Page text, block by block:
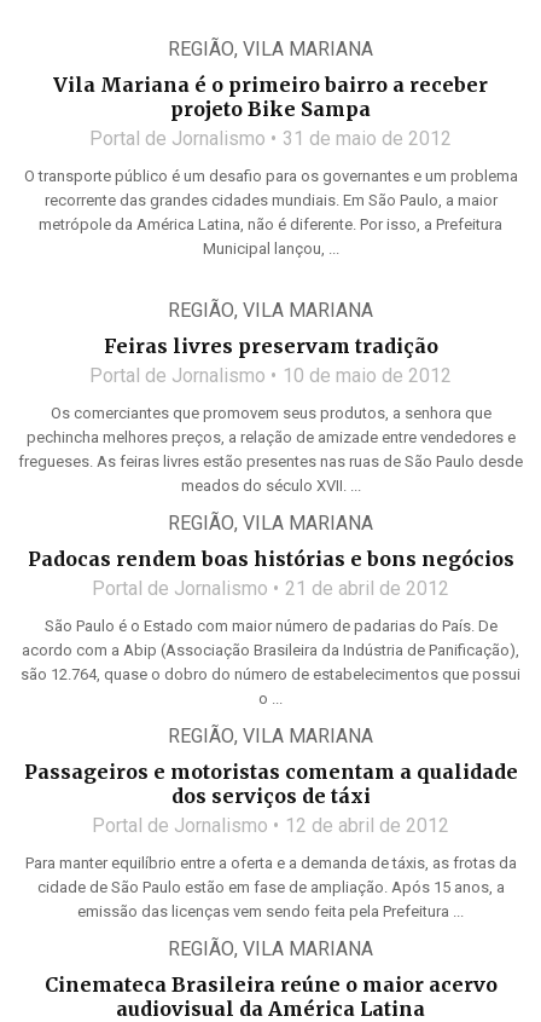
REGIÃO, VILA MARIANA
Vila Mariana é o primeiro bairro a receber
projeto Bike Sampa
Portal de Jornalismo 31 de maio de 2012
O transporte público é um desafio para os governantes e um problema
recorrente das grandes cidades mundiais. Em São Paulo, a maior
metrópole da América Latina, não é diferente. Por isso, a Prefeitura
Municipal lançou, ...
REGIÃO, VILA MARIANA
Feiras livres preservam tradição
Portal de Jornalismo 10 de maio de 2012
Os comerciantes que promovem seus produtos, a senhora que
pechincha melhores preços, a relação de amizade entre vendedores e
fregueses. As feiras livres estão presentes nas ruas de São Paulo desde
meados do século XVII. ...
REGIÃO, VILA MARIANA
Padocas rendem boas histórias e bons negócios
Portal de Jornalismo 21 de abril de 2012
São Paulo é o Estado com maior número de padarias do País. De
acordo com a Abip (Associação Brasileira da Indústria de Panificação),
são 12.764, quase o dobro do número de estabelecimentos que possui
o ...
REGIÃO, VILA MARIANA
Passageiros e motoristas comentam a qualidade
dos serviços de táxi
Portal de Jornalismo 12 de abril de 2012
Para manter equilíbrio entre a oferta e a demanda de táxis, as frotas da
cidade de São Paulo estão em fase de ampliação. Após 15 anos, a
emissão das licenças vem sendo feita pela Prefeitura ...
REGIÃO, VILA MARIANA
Cinemateca Brasileira reúne o maior acervo
audiovisual da América Latina